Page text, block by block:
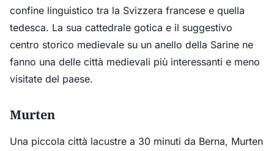
confine linguistico tra la Svizzera francese e quella
tedesca. La sua cattedrale gotica e il suggestivo
centro storico medievale su un anello della Sarine ne
fanno una delle città medievali più interessanti e meno
visitate del paese.
Murten
Una piccola città lacustre a 30 minuti da Berna, Murten